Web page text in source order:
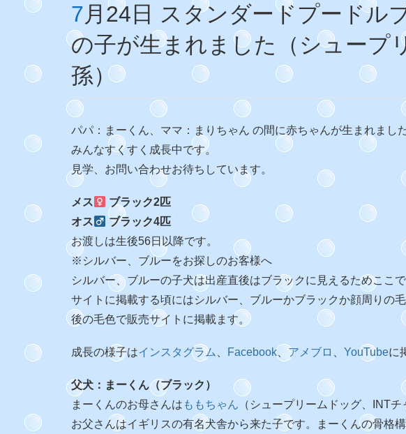
7月24日 スタンダードプードルブラック男の子、女
の子が生まれました（シュープ
孫）
パパ：まーくん、ママ：まりちゃん の間に赤ちゃんが生まれました
みんなすくすく成長中です。
見学、お問い合わせお待ちしています。
メス
ブラック2匹
オス
ブラック4匹
お渡しは生後56日以降です。
※シルバー、ブルーをお探しのお客様へ
シルバー、ブルーの子犬は出産直後はブラックに見えるためここ
サイトに掲載する頃にはシルバー、ブルーかブラックか顔周りの
後の毛色で販売サイトに掲載ます。
成長の様子はインスタグラム Facebook、 アメブロ YouTubeに
父犬：まーくん（ブラック）
まーくんのお母さんは ももちゃん （シュープリームドッグ、INT
お父さんはイギリスの有名犬舎から来た子です。まーくんの骨格